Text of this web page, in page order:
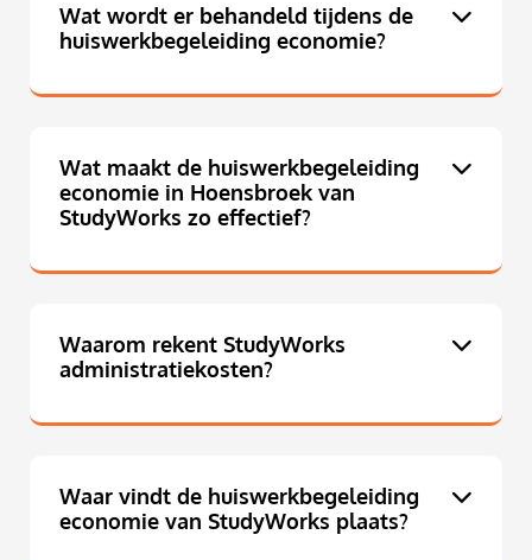
Wat wordt er behandeld tijdens de
huiswerkbegeleiding economie?
Wat maakt de huiswerkbegeleiding
economie in Hoensbroek van
StudyWorks zo effectief?
Waarom rekent StudyWorks
administratiekosten?
Waar vindt de huiswerkbegeleiding
economie van StudyWorks plaats?